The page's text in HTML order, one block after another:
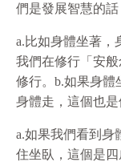
們是發展智慧的話
a.比如身體坐著，
我們在修行「安
修行。b.如果身體
身體走，這個也是
a.如果我們看到身
住坐臥，這個是